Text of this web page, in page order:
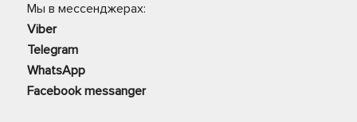
Мы в мессенджерах:
Viber
Telegram
WhatsApp
Facebook messanger